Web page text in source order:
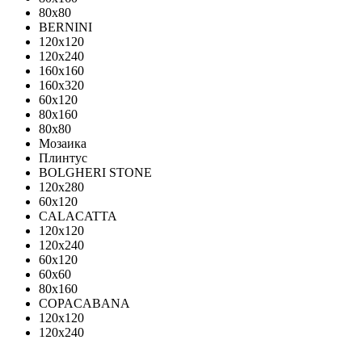
80x80
BERNINI
120x120
120x240
160x160
160x320
60x120
80x160
80x80
Мозаика
Плинтус
BOLGHERI STONE
120x280
60x120
CALACATTA
120x120
120x240
60x120
60x60
80x160
COPACABANA
120x120
120x240